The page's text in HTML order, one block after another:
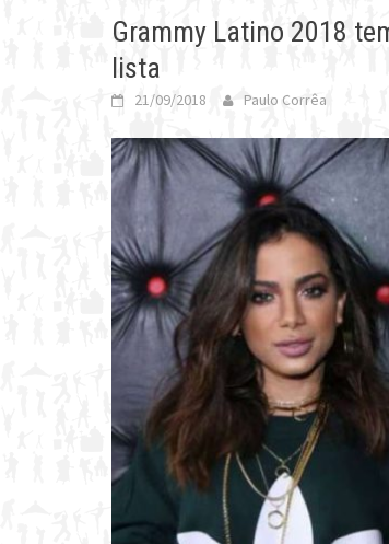
Grammy Latino 2018
lista
21/09/2018 Paulo Corrêa